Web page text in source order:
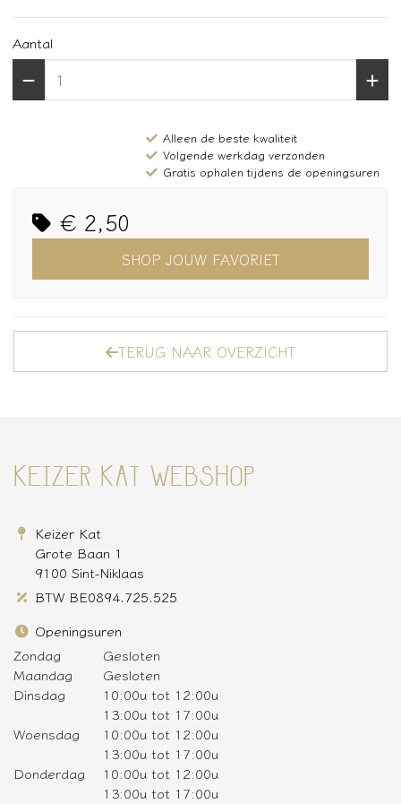
Aantal
Alleen de beste kwaliteit
Volgende werkdag verzonden
Gratis ophalen tijdens de openingsuren
€ 2,50
SHOP JOUW FAVORIET
TERUG NAAR OVERZICHT
KEIZER KAT WEBSHOP
Keizer Kat
Grote Baan 1
9100 Sint-Niklaas
BTW BE0894.725.525
Openingsuren
Zondag
Gesloten
Maandag
Gesloten
Dinsdag
10:00u tot 12:00u
13:00u tot 17:00u
Woensdag
10:00u tot 12:00u
13:00u tot 17:00u
Donderdag
10:00u tot 12:00u
13:00u tot 17:00u